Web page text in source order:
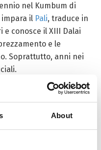
About
nel Kumbum di
impara il Pali, traduce in
e conosce il XIII Dalai
e le
Soprattutto, anni nei
di
, “il cancello
di riportare il
L’incontro con
conversione al